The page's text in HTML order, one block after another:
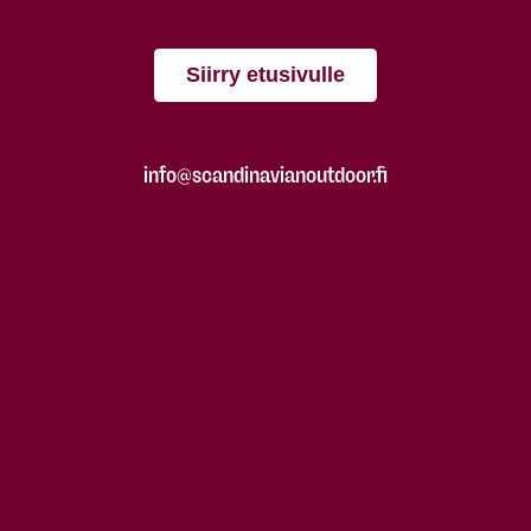
Siirry etusivulle
info@scandinavianoutdoor.fi